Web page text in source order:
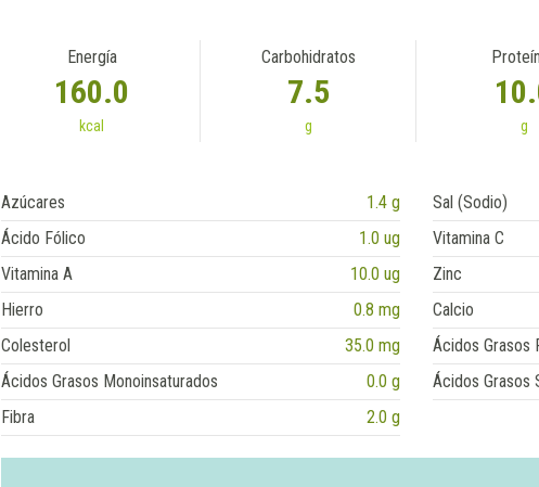
Energía
160.0
kcal
Carbohidratos
7.5
g g
Azúcares 1.4 g Sal (Sodio)
Ácido Fólico
1.0 ug Vitamina C
Vitamina A
10.0 ug Zinc
Hierro
0.8 mg Calcio
Colesterol
35.0 mg Ácidos Grasos
Ácidos Grasos Monoinsaturados
0.0 g Ácidos Grasos
Fibra
2.0 g